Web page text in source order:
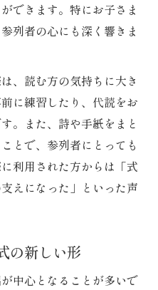
できます。特にお子さま
列者の心にも深く響きま
、読む方の気持ちに大き
に練習したり、代読をお
。また、詩や手紙をまと
とで、参列者にとっても
利用された方からは「式
えになった」といった声
の新しい形
中心となることが多いで